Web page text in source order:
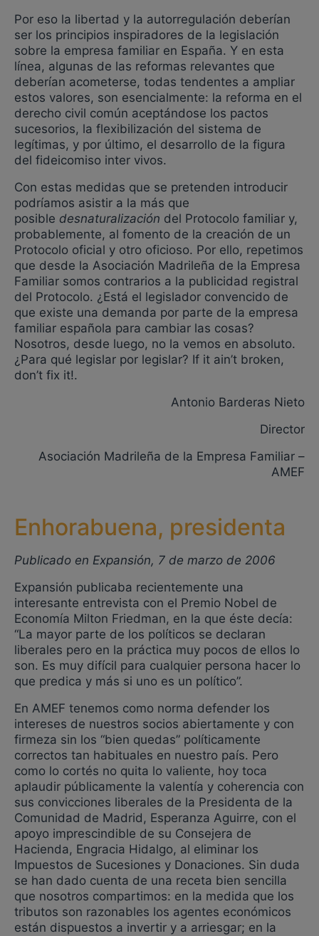
Por eso la libertad y la autorregulación deberían
ser los principios inspiradores de la legislación
sobre la empresa familiar en España. Y en esta
línea, algunas de las reformas relevantes que
deberían acometerse, todas tendentes a ampliar
estos valores, son esencialmente: la reforma en el
derecho civil común aceptándose los pactos
sucesorios, la flexibilización del sistema de
legítimas, y por último, el desarrollo de la figura
del fideicomiso inter vivos.
Con estas medidas que se pretenden introducir
podríamos asistir a la más que
posible desnaturalización del Protocolo familiar y,
probablemente, al fomento de la creación de un
Protocolo oficial y otro oficioso. Por ello, repetimos
que desde la Asociación Madrileña de la Empresa
Familiar somos contrarios a la publicidad registral
del Protocolo. ¿Está el legislador convencido de
que existe una demanda por parte de la empresa
familiar española para cambiar las cosas?
Nosotros, desde luego, no la vemos en absoluto.
¿Para qué legislar por legislar? If it ain’t broken,
don’t fix it!.
Antonio Barderas Nieto
Director
Asociación Madrileña de la Empresa Familiar –
AMEF
Enhorabuena, presidenta
Publicado en Expansión, 7 de marzo de 2006
Expansión publicaba recientemente una
interesante entrevista con el Premio Nobel de
Economía Milton Friedman, en la que éste decía:
“La mayor parte de los políticos se declaran
liberales pero en la práctica muy pocos de ellos lo
son. Es muy difícil para cualquier persona hacer lo
que predica y más si uno es un político”.
En AMEF tenemos como norma defender los
intereses de nuestros socios abiertamente y con
firmeza sin los “bien quedas” políticamente
correctos tan habituales en nuestro país. Pero
como lo cortés no quita lo valiente, hoy toca
aplaudir públicamente la valentía y coherencia con
sus convicciones liberales de la Presidenta de la
Comunidad de Madrid, Esperanza Aguirre, con el
apoyo imprescindible de su Consejera de
Hacienda, Engracia Hidalgo, al eliminar los
Impuestos de Sucesiones y Donaciones. Sin duda
se han dado cuenta de una receta bien sencilla
que nosotros compartimos: en la medida que los
tributos son razonables los agentes económicos
están dispuestos a invertir y a arriesgar; en la